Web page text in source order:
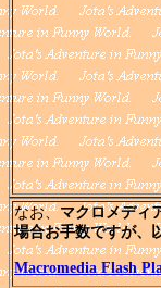
なお、 マクロメディ
場合お手数ですが、
Macromedia Flash